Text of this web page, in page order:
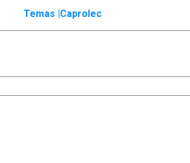
Temas | Caprolec